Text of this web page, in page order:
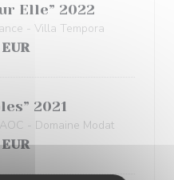
Elle” 2022
- Villa Tempora
2021
- Domaine Modat